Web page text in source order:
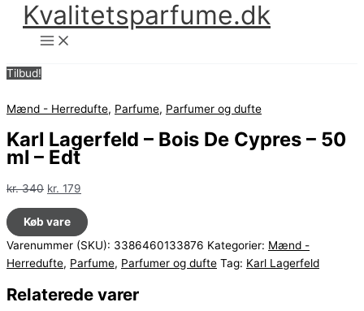
Kvalitetsparfume.dk
Tilbud!
Mænd - Herredufte, Parfume, Parfumer og dufte
Karl Lagerfeld – Bois De Cypres – 50
ml – Edt
kr.340 Den
oprindelige
pris
var:
kr. 340.
kr. 179
pris
er:
kr. 179.
Køb vare
Varenummer (SKU): 3386460133876 Kategorier: Mænd -
Herredufte, Parfume, Parfumer og dufte Tag: Karl Lagerfeld
Relaterede varer